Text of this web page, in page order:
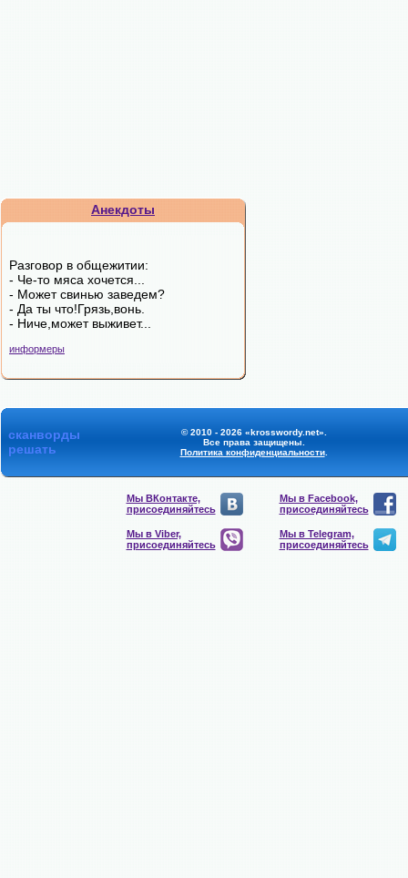
Анекдоты
Разговор в общежитии:
- Че-то мяса хочется...
- Может свинью заведем?
- Да ты что!Грязь,вонь.
- Ниче,может выживет...
информеры
сканворды
решать
© 2010 - 2026 «krosswordy.net».
Все права защищены.
Политика конфиденциальности.
Мы ВКонтакте,
присоединяйтесь
Мы в Facebook,
присоединяйтесь
Мы в Viber,
присоединяйтесь
Мы в Telegram,
присоединяйтесь